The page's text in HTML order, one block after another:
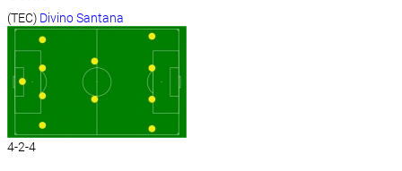
(TEC) Divino Santana
4-2-4